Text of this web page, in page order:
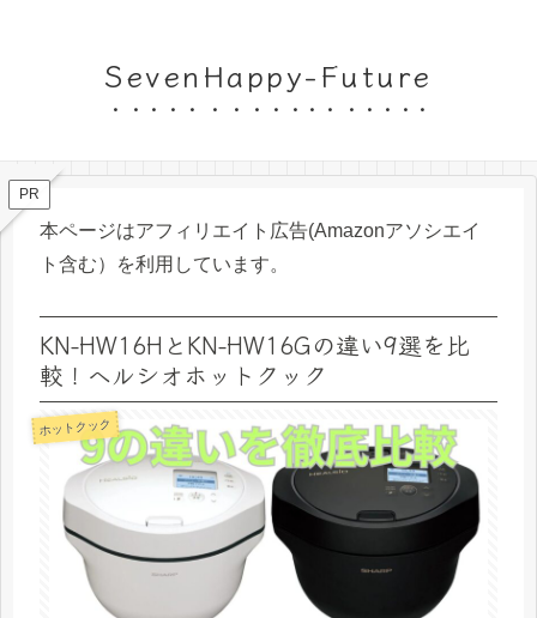
SevenHappy-Future
PR
本ページはアフィリエイト広告(Amazonアソシエイ
ト含む）を利用しています。
KN-HW16HとKN-HW16Gの違い9選を比
較！ヘルシオホットクック
ホットクック